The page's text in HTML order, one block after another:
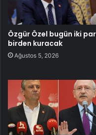
Özgür Özel bugün iki
birden kuracak
Ağustos 5, 2026